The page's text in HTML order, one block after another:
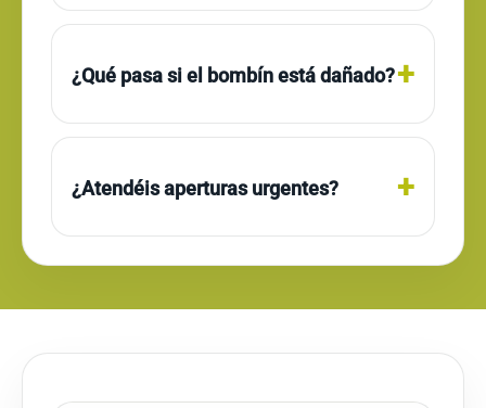
¿Qué pasa si el bombín está dañado?
¿Atendéis aperturas urgentes?